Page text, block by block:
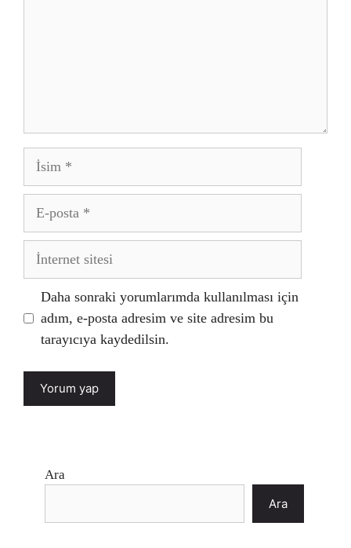
İsim
posta
İnternet
Daha sonraki yorumlarımda kullanılması için
adım, e-posta adresim ve site adresim bu
tarayıcıya kaydedilsin.
Ara
Ara